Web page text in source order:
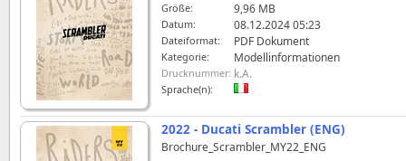
Größe: 9,96 MB
Datum: 08.12.2024 05:23
Dateiformat: PDF Dokument
Kategorie: Modellinformationen
Drucknummer: k.A.
Sprache(n):
2022 - Ducati Scrambler (ENG)
Brochure_Scrambler_MY22_ENG